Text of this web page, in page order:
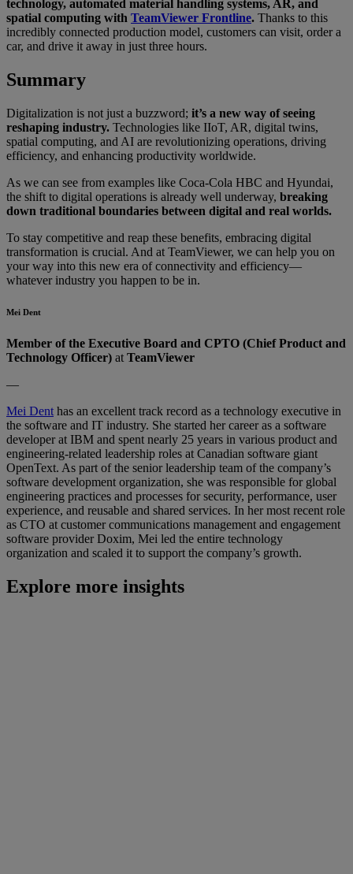
technology, automated material handling systems, AR, and
spatial computing with TeamViewer Frontline. Thanks to this
incredibly connected production model, customers can visit, order a
car, and drive it away in just three hours.
Summary
Digitalization is not just a buzzword; it’s a new way of seeing
reshaping industry. Technologies like IIoT, AR, digital twins,
spatial computing, and AI are revolutionizing operations, driving
efficiency, and enhancing productivity worldwide.
As we can see from examples like Coca-Cola HBC and Hyundai,
the shift to digital operations is already well underway, breaking
down traditional boundaries between digital and real worlds.
To stay competitive and reap these benefits, embracing digital
transformation is crucial. And at TeamViewer, we can help you on
your way into this new era of connectivity and efficiency—
whatever industry you happen to be in.
Mei Dent
Member of the Executive Board and CPTO (Chief Product and
Technology Officer) at TeamViewer
—
Mei Dent has an excellent track record as a technology executive in
the software and IT industry. She started her career as a software
developer at IBM and spent nearly 25 years in various product and
engineering-related leadership roles at Canadian software giant
OpenText. As part of the senior leadership team of the company’s
software development organization, she was responsible for global
engineering practices and processes for security, performance, user
experience, and reusable and shared services. In her most recent role
as CTO at customer communications management and engagement
software provider Doxim, Mei led the entire technology
organization and scaled it to support the company’s growth.
Explore more insights